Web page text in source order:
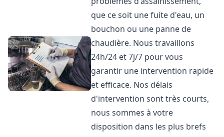
que ce soit une fuite d'eau, un
bouchon ou une panne de
chaudière. Nous travaillons
24h/24 et 7j/7 pour vous
garantir une intervention rapide
et efficace. Nos délais
d'intervention sont très courts,
nous sommes à votre
disposition dans les plus brefs